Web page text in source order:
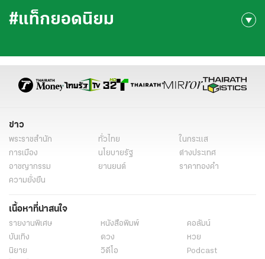
#แท็กยอดนิยม
ข่าว
พระราชสำนัก ทั่วไทย
ในกระแส
การเมือง
นโยบายรัฐ
ต่างประเทศ
อาชญากรรม
ยานยนต์
ราคาทองคำ
ความยั่งยืน
เนื้อหาที่น่าสนใจ
รายงานพิเศษ หนังสือพิมพ์
คอลัมน์
บันเทิง
ดวง
หวย
นิยาย
วิดีโอ
Podcast